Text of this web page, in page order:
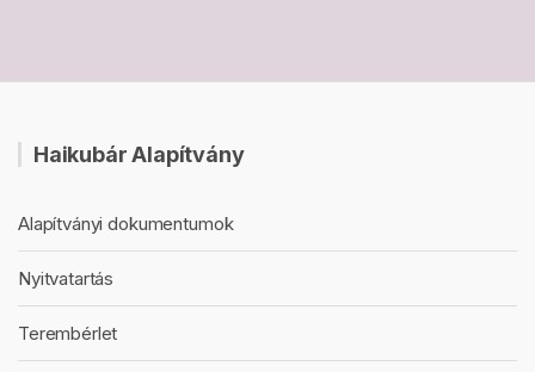
Haikubár Alapítvány
Alapítványi dokumentumok
Nyitvatartás
Terembérlet